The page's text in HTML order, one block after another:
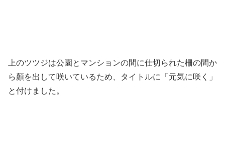
上のツツジは公園とマンションの間に仕切られた柵の間か
ら顏を出して咲いているため、タイトルに「元気に咲く」
と付けました。